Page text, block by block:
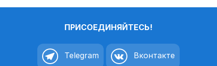
ПРИСОЕДИНЯЙТЕСЬ!
Telegram Вконтакте